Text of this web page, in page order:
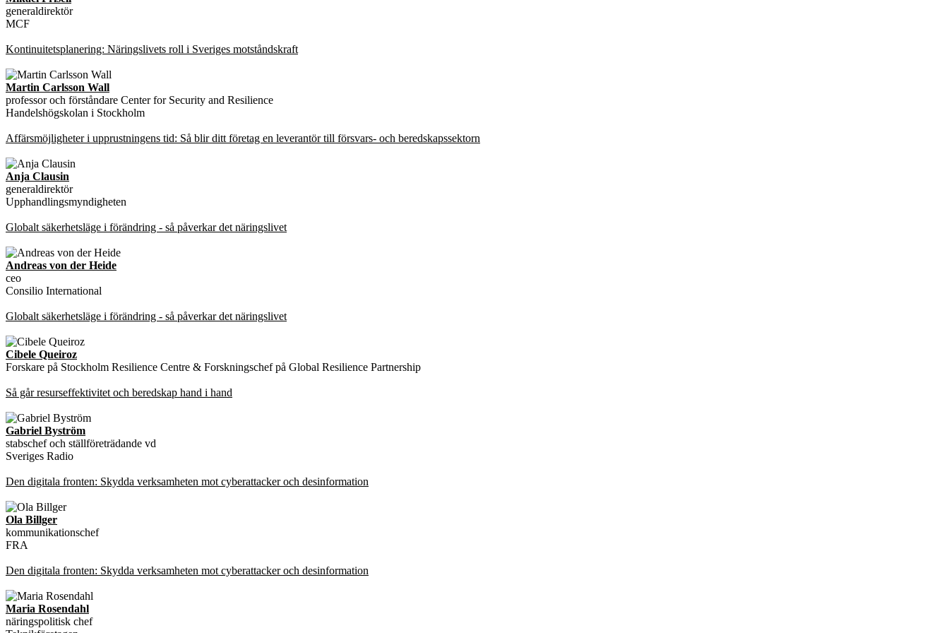
generaldirektör
MCF
Kontinuitetsplanering: Näringslivets roll i Sveriges motståndskraft
Martin Carlsson Wall
professor och förståndare Center for Security and Resilience
Handelshögskolan i Stockholm
Affärsmöjligheter i upprustningens tid: Så blir ditt företag en leverantör till försvars- och beredskapssektorn
Anja Clausin
generaldirektör
Upphandlingsmyndigheten
Globalt säkerhetsläge i förändring - så påverkar det näringslivet
Andreas von der Heide
ceo
Consilio International
Globalt säkerhetsläge i förändring - så påverkar det näringslivet
Cibele Queiroz
Forskare på Stockholm Resilience Centre & Forskningschef på Global Resilience Partnership
Så går resurseffektivitet och beredskap hand i hand
Gabriel Byström
stabschef och ställföreträdande vd
Sveriges Radio
Den digitala fronten: Skydda verksamheten mot cyberattacker och desinformation
Ola Billger
kommunikationschef
FRA
Den digitala fronten: Skydda verksamheten mot cyberattacker och desinformation
Maria Rosendahl
näringspolitisk chef